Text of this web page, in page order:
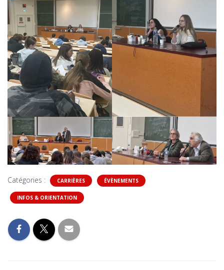
Catégories : CARRIÈRES ÉVÈNEMENTS
INFOS & ORIENTATION